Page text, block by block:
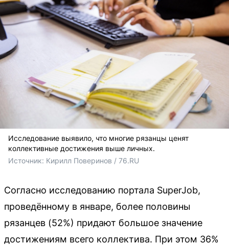
Исследование выявило, что многие рязанцы ценят
коллективные достижения выше личных.
Источник: Кирилл Поверинов / 76.RU
Согласно исследованию портала SuperJob,
проведённому в январе, более половины
рязанцев (52%) придают большое значение
достижениям всего коллектива. При этом 36%